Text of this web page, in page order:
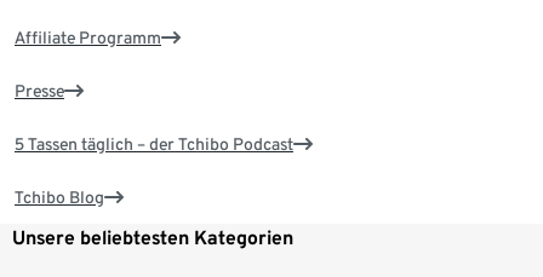
Affiliate Programm
Presse
5 Tassen täglich – der Tchibo Podcast
Tchibo Blog
Unsere beliebtesten Kategorien